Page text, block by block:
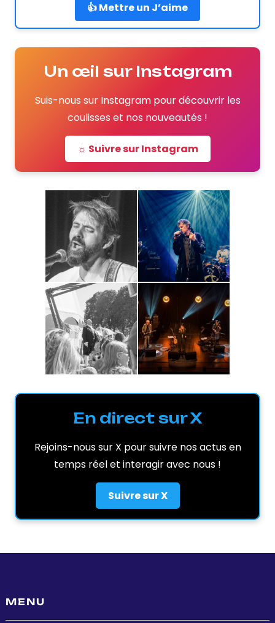
👍 Mettre un J’aime
Un œil sur Instagram
Suis-nous sur Instagram pour découvrir les
coulisses et nos nouveautés !
☼ Suivre sur Instagram
En direct sur X
Rejoins-nous sur X pour suivre nos actus en
temps réel et interagir avec nous !
Suivre sur X
MENU